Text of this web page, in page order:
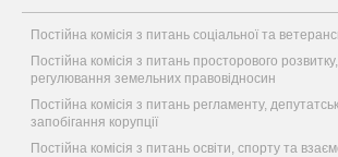
Постійна комісія з питань соціальної та
Постійна комісія з питань просторового
регулювання земельних правовідносин
Постійна комісія з питань регламенту,
запобігання корупції
Постійна комісія з питань освіти, спорту та